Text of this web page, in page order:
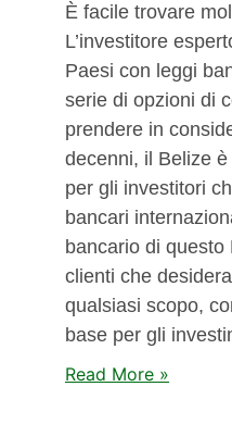
È facile trovare
L’investitore
Paesi con leggi
serie di opzioni di
prendere in
decenni, il Belize
per gli investitori
bancari
bancario di
clienti che
qualsiasi scopo,
base per gli
Read More »